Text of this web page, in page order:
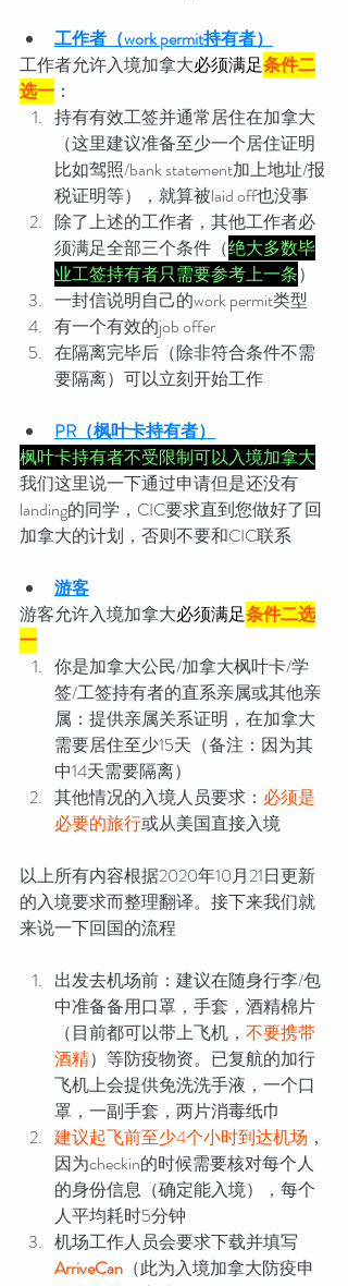
工作者（work permit持有者）
工作者允许入境加拿大必须满足条件二
选一 ：
持有有效工签并通常居住在加拿大
（这里建议准备至少一个居住证明
比如驾照/bank statement加上地址/报
税证明等），就算被laid off也没事
除了上述的工作者，其他工作者必
须满足全部三个条件（绝大多数毕
业工签持有者只需要参考上一条）
一封信说明自己的work permit类型
有一个有效的job offer
在隔离完毕后（除非符合条件不需
要隔离）可以立刻开始工作
PR（枫叶卡持有者）
枫叶卡持有者不受限制可以入境加拿大
我们这里说一下通过申请但是还没有
landing的同学，CIC要求直到您做好了回
加拿大的计划，否则不要和CIC联系
游客
游客允许入境加拿大必须满足条件二选
一
你是加拿大公民/加拿大枫叶卡/学
签/工签持有者的直系亲属或其他亲
属：提供亲属关系证明，在加拿大
需要居住至少15天（备注：因为其
中14天需要隔离）
其他情况的入境人员要求： 必须是
必要的旅行或从美国直接入境
以上所有内容根据2020年10月21日更新
的入境要求而整理翻译。接下来我们就
来说一下回国的流程
出发去机场前：建议在随身行李/包
中准备备用口罩，手套，酒精棉片
（目前都可以带上飞机， 不要携带
酒精）等防疫物资。已复航的加行
飞机上会提供免洗洗手液，一个口
罩，一副手套，两片消毒纸巾
建议起飞前至少4个小时到达机场 ，
因为checkin的时候需要核对每个人
的身份信息（确定能入境），每个
人平均耗时5分钟
机场工作人员会要求下载并填写
ArriveCan （此为入境加拿大防疫申